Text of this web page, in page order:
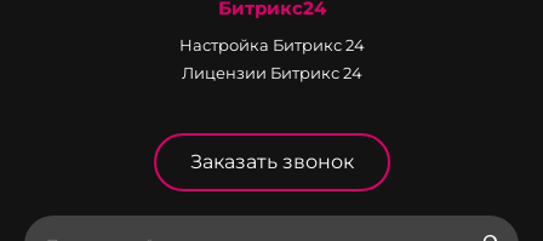
Битрикс24
Настройка Битрикс 24
Лицензии Битрикс 24
Заказать звонок